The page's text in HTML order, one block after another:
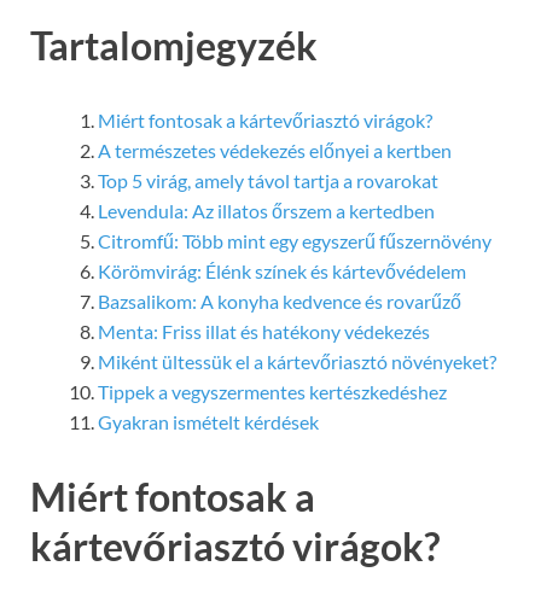
Tartalomjegyzék
Miért fontosak a kártevőriasztó virágok?
A természetes védekezés előnyei a kertben
Top 5 virág, amely távol tartja a rovarokat
Levendula: Az illatos őrszem a kertedben
Citromfű: Több mint egy egyszerű fűszernövény
Körömvirág: Élénk színek és kártevővédelem
Bazsalikom: A konyha kedvence és rovarűző
Menta: Friss illat és hatékony védekezés
Miként ültessük el a kártevőriasztó növényeket?
Tippek a vegyszermentes kertészkedéshez
Gyakran ismételt kérdések
Miért fontosak a
kártevőriasztó virágok?